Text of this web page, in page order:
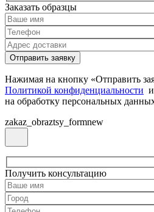
Заказать образцы
Нажимая на кнопку «Отправить
Политикой конфиденциальности
на обработку персональных
zakaz_obraztsy_formnew
Получить консультацию